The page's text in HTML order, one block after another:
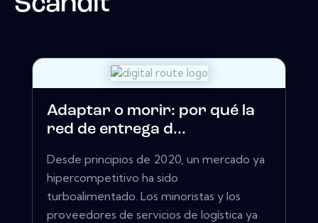
Adaptar o morir: por qué la
red de entrega d...
Desde principios de 2020, un mercado ya
hipercompetitivo ha sido
turboalimentado. Los minoristas y los
proveedores de servicios de logística ya